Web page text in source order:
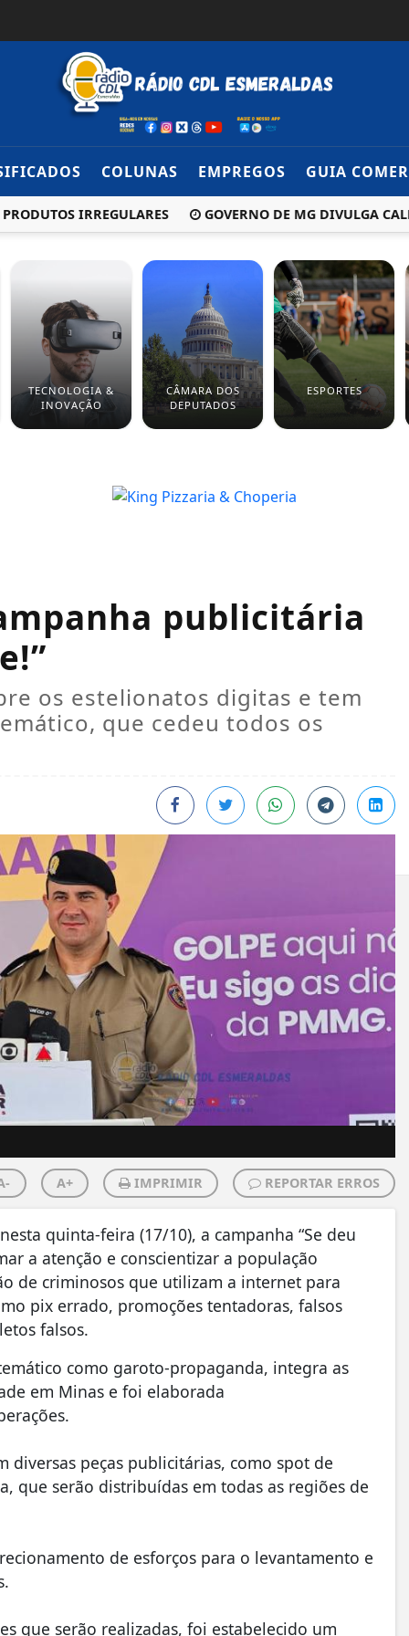
COLUNAS EMPREGOS GUIA
IRREGULARES GOVERNO DE MG DIVULGA
TECNOLOGIA &
INOVAÇÃO
CÂMARA DOS
DEPUTADOS
ESPORTES
publicitária
os estelionatos digitas e tem
que cedeu todos os
A+ IMPRIMIR REPORTAR ERROS
quinta-feira (17/10), a campanha “Se deu
a atenção e conscientizar a população
de criminosos que utilizam a internet para
pix errado, promoções tentadoras, falsos
falsos.
como garoto-propaganda, integra as
em Minas e foi elaborada
diversas peças publicitárias, como spot de
que serão distribuídas em todas as regiões de
de esforços para o levantamento e
que serão realizadas, foi estabelecido um